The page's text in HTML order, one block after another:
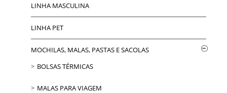
LINHA MASCULINA
LINHA PET
MOCHILAS, MALAS, PASTAS E SACOLAS
BOLSAS TÉRMICAS
MALAS PARA VIAGEM